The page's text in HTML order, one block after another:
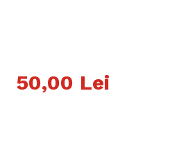
50,00 Lei